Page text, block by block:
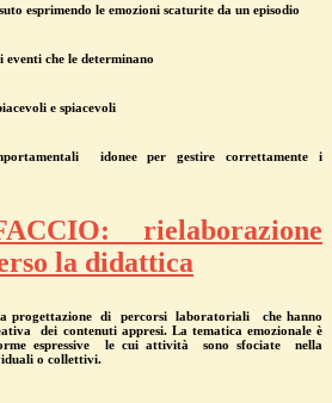
esprimendo le emozioni scaturite da un episodio
eventi che le determinano
e spiacevoli
idonee per gestire correttamente i
rielaborazione
la didattica
progettazione di percorsi laboratoriali che hanno
dei contenuti appresi. La tematica emozionale è
espressive le cui attività sono sfociate
nella
o collettivi.